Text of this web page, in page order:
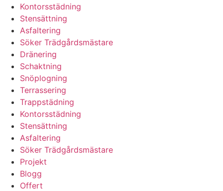
Kontorsstädning
Stensättning
Asfaltering
Söker Trädgårdsmästare
Dränering
Schaktning
Snöplogning
Terrassering
Trappstädning
Kontorsstädning
Stensättning
Asfaltering
Söker Trädgårdsmästare
Projekt
Blogg
Offert